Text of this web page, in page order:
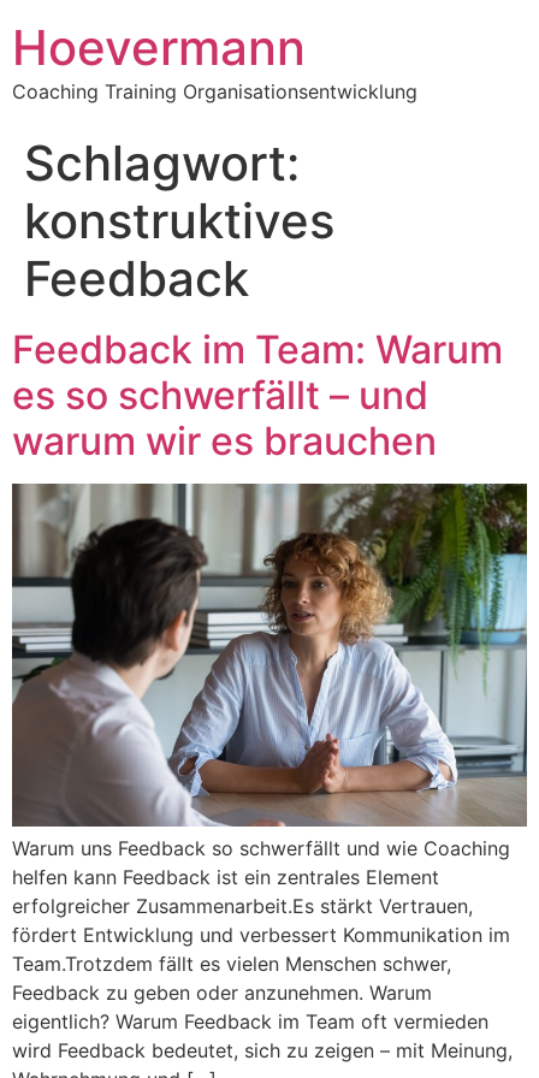
Hoevermann
Coaching Training Organisationsentwicklung
Schlagwort:
konstruktives
Feedback
Feedback im Team: Warum
es so schwerfällt – und
warum wir es brauchen
Warum uns Feedback so schwerfällt und wie Coaching
helfen kann Feedback ist ein zentrales Element
erfolgreicher Zusammenarbeit.Es stärkt Vertrauen,
fördert Entwicklung und verbessert Kommunikation im
Team.Trotzdem fällt es vielen Menschen schwer,
Feedback zu geben oder anzunehmen. Warum
eigentlich? Warum Feedback im Team oft vermieden
wird Feedback bedeutet, sich zu zeigen – mit Meinung,